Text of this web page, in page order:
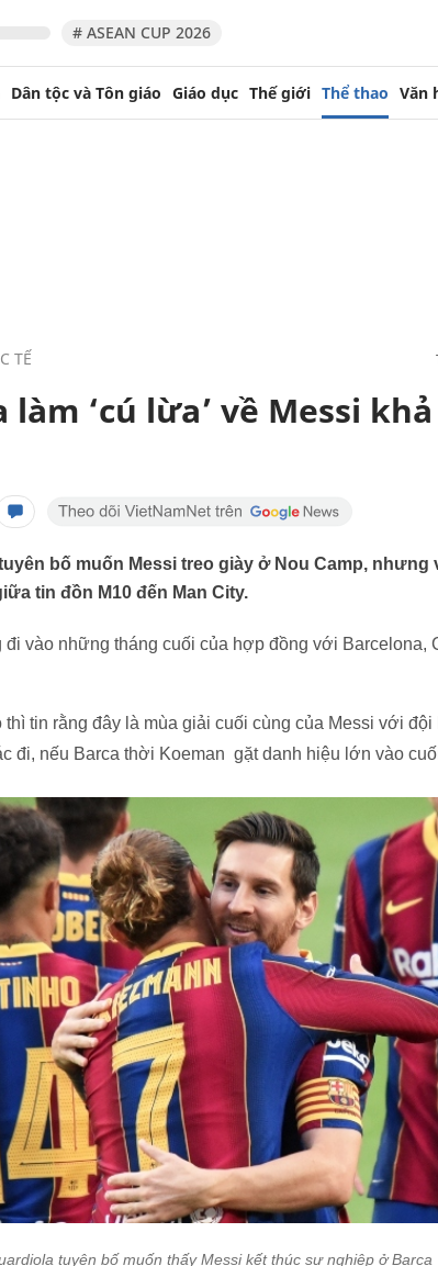
# ASEAN CUP 2026
Dân tộc và Tôn giáo Giáo dục Thế giới Thể thao Văn
TẾ
làm ‘cú lừa’ về Messi
bố muốn Messi treo giày ở Nou Camp, nhưng
tin đồn M10 đến Man City.
đi vào những tháng cuối của hợp đồng với Barcelona,
tin rằng đây là mùa giải cuối cùng của Messi với
đi, nếu Barca thời Koeman gặt danh hiệu lớn vào
tuyên bố muốn thấy Messi kết thúc sự nghiệp ở Barca